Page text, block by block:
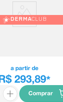
DERMACLUB
a partir de
R$ 293,89*
Comprar